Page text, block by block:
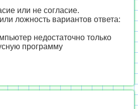
или не согласие.
ложность вариантов ответа:
недостаточно только
программу